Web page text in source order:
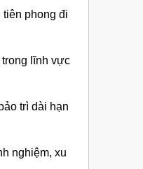
phong đi
trong lĩnh vực
trì dài hạn
nghiệm, xu